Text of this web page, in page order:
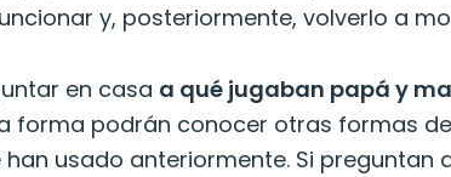
y, posteriormente, volverlo a
en casa a qué jugaban papá y
forma podrán conocer otras formas
han usado anteriormente. Si preguntan